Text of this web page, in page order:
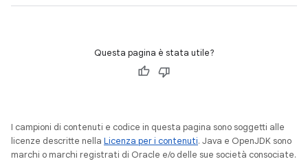
Questa pagina è stata utile?
I campioni di contenuti e codice in questa pagina sono soggetti alle
licenze descritte nella Licenza per i contenuti. Java e OpenJDK sono
marchi o marchi registrati di Oracle e/o delle sue società consociate.